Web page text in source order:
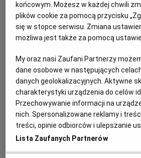
Fréd,
po niefortunnym
uczennicą
Jakby tego było
prywatne
Za namową
programu
mentorką 17-
chłopaka z
i nienajlepszą
Igrzyska śmierci:
dożynek
W podzielonym
Panem, ze
odbywają się
końcowym. Możesz w każdej chwili
plików cookie za pomocą przycisku
się w stopce serwisu. Zmiana
możliwa jest także za pomocą
My oraz nasi Zaufani Partnerzy
dane osobowe w następujących
danych geolokalizacyjnych. Aktywne
charakterystyki urządzenia do celów
Przechowywanie informacji na
nich. Spersonalizowane reklamy i
treści, opinie odbiorców i ulepszanie
Lista Zaufanych Partnerów